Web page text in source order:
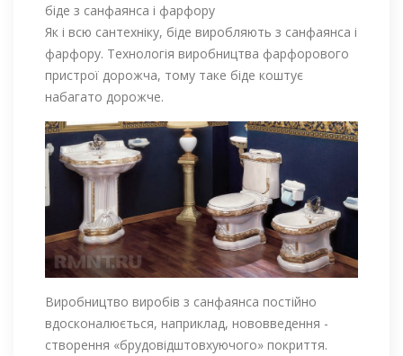
біде з санфаянса і фарфору
Як і всю сантехніку, біде виробляють з санфаянса і
фарфору. Технологія виробництва фарфорового
пристрої дорожча, тому таке біде коштує
набагато дорожче.
Виробництво виробів з санфаянса постійно
вдосконалюється, наприклад, нововведення -
створення «брудовідштовхуючого» покриття.